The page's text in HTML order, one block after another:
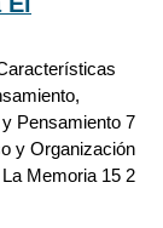
Pensamiento 7
y Organización
Memoria 15 2